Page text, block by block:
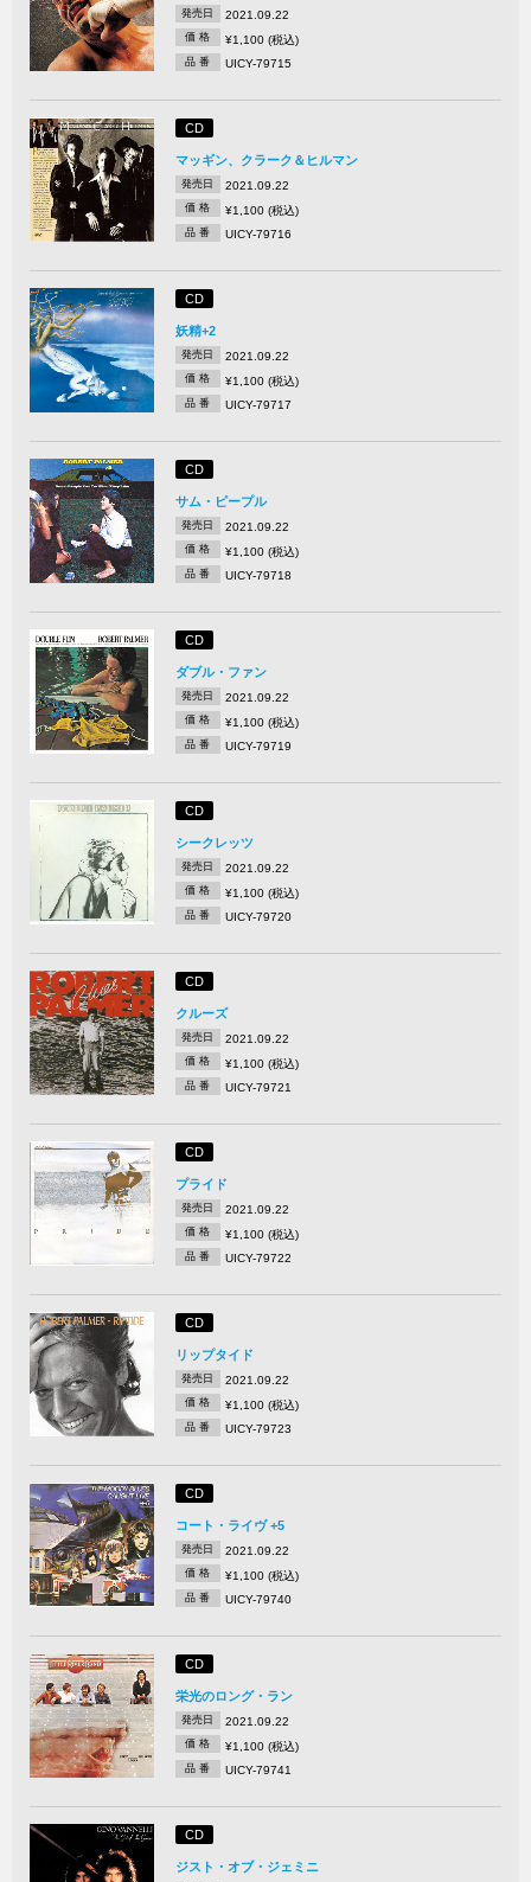
発売日 2021.09.22
価 格 ¥1,100 (税込)
品 番 UICY-79715
CD
マッギン、クラーク＆ヒルマン
発売日 2021.09.22
価 格 ¥1,100 (税込)
品 番 UICY-79716
CD
妖精+2
発売日 2021.09.22
価 格 ¥1,100 (税込)
品 番 UICY-79717
CD
サム・ピープル
発売日 2021.09.22
価 格 ¥1,100 (税込)
品 番 UICY-79718
CD
ダブル・ファン
発売日 2021.09.22
価 格 ¥1,100 (税込)
品 番 UICY-79719
CD
シークレッツ
発売日 2021.09.22
価 格 ¥1,100 (税込)
品 番 UICY-79720
CD
クルーズ
発売日 2021.09.22
価 格 ¥1,100 (税込)
品 番 UICY-79721
CD
プライド
発売日 2021.09.22
価 格 ¥1,100 (税込)
品 番 UICY-79722
CD
リップタイド
発売日 2021.09.22
価 格 ¥1,100 (税込)
品 番 UICY-79723
CD
コート・ライヴ +5
発売日 2021.09.22
価 格 ¥1,100 (税込)
品 番 UICY-79740
CD
栄光のロング・ラン
発売日 2021.09.22
価 格 ¥1,100 (税込)
品 番 UICY-79741
CD
ジスト・オブ・ジェミニ